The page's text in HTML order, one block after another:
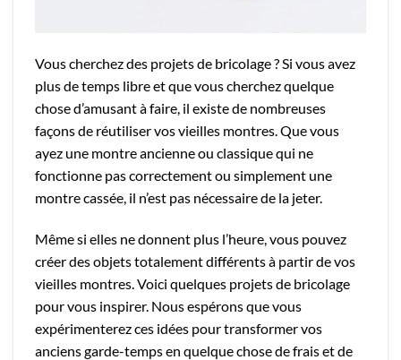
Vous cherchez des projets de bricolage ? Si vous avez
plus de temps libre et que vous cherchez quelque
chose d’amusant à faire, il existe de nombreuses
façons de réutiliser vos vieilles montres. Que vous
ayez une montre ancienne ou classique qui ne
fonctionne pas correctement ou simplement une
montre cassée, il n’est pas nécessaire de la jeter.
Même si elles ne donnent plus l’heure, vous pouvez
créer des objets totalement différents à partir de vos
vieilles montres. Voici quelques projets de bricolage
pour vous inspirer. Nous espérons que vous
expérimenterez ces idées pour transformer vos
anciens garde-temps en quelque chose de frais et de